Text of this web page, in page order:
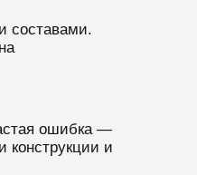
составами.
ошибка —
конструкции и